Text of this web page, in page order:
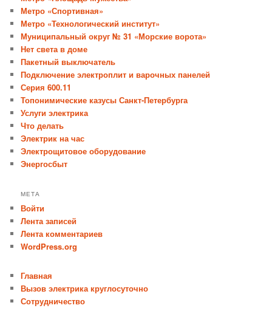
Метро «Спортивная»
Метро «Технологический институт»
Муниципальный округ № 31 «Морские ворота»
Нет света в доме
Пакетный выключатель
Подключение электроплит и варочных панелей
Серия 600.11
Топонимические казусы Санкт-Петербурга
Услуги электрика
Что делать
Электрик на час
Электрощитовое оборудование
Энергосбыт
МЕТА
Войти
Лента записей
Лента комментариев
WordPress.org
Главная
Вызов электрика круглосуточно
Сотрудничество